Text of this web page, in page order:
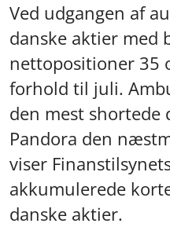
Ved udgangen af
danske aktier med
nettopositioner 35
forhold til juli.
den mest shortede
Pandora den
viser
akkumulerede
danske aktier.